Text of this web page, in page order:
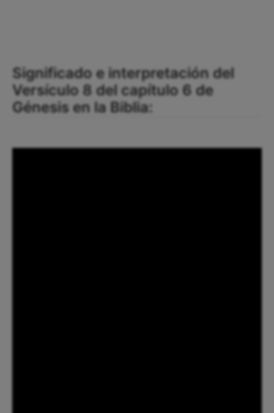
Significado e interpretación del
Versículo 8 del capítulo 6 de
Génesis en la Biblia: